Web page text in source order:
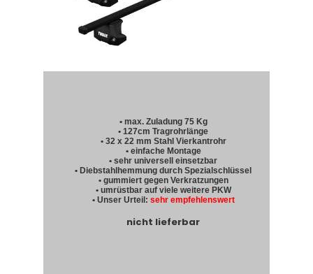
• max. Zuladung 75 Kg
• 127cm Tragrohrlänge
• 32 x 22 mm Stahl Vierkantrohr
• einfache Montage
• sehr universell einsetzbar
• Diebstahlhemmung durch Spezialschlüssel
• gummiert gegen Verkratzungen
• umrüstbar auf viele weitere PKW
• Unser Urteil: sehr empfehlenswert
nicht lieferbar